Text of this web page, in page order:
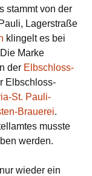
stammt von der
Lagerstraße
klingelt es bei
Marke
der Elbschloss-
Elbschloss-
St. Pauli-
Brauerei.
musste
werden.
wieder ein